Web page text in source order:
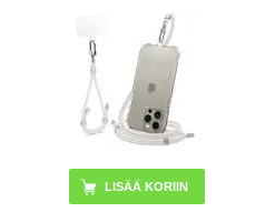
LISÄÄ KORIIN